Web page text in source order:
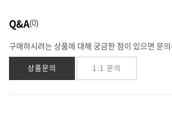
Q&A 0
구매하시려는 상품에 대해 궁금한 점이 있으면 문의
상품문의 1:1 문의